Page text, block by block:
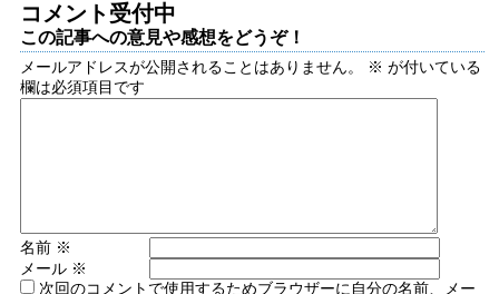
コメント受付中
この記事への意見や感想をどうぞ！
メールアドレスが公開されることはありません。 ※ が付いている
欄は必須項目です
名前 ※
メール ※
次回のコメントで使用するためブラウザーに自分の名前、メー